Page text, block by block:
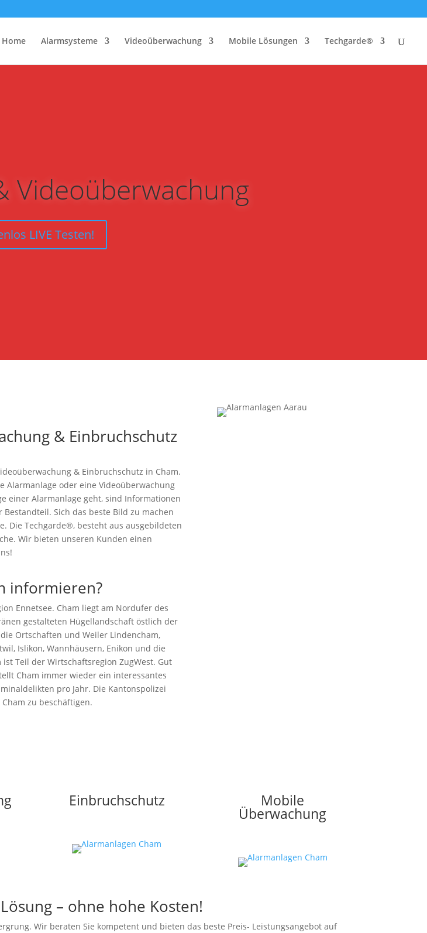
Home Alarmsysteme Videoüberwachung Mobile Lösungen Techgarde®
Videoüberwachung
LIVE Testen!
& Einbruchschutz
& Einbruchschutz in Cham.
Alarmanlage oder eine Videoüberwachung
einer Alarmanlage geht, sind Informationen
Sich das beste Bild zu machen
Die Techgarde®, besteht aus ausgebildeten
Wir bieten unseren Kunden einen
informieren?
Ennetsee. Cham liegt am Nordufer des
gestalteten Hügellandschaft östlich der
Ortschaften und Weiler Lindencham,
Islikon, Wannhäusern, Enikon und die
Teil der Wirtschaftsregion ZugWest. Gut
Cham immer wieder ein interessantes
pro Jahr. Die Kantonspolizei
zu beschäftigen.
Einbruchschutz Mobile
Überwachung
– ohne hohe Kosten!
Wir beraten Sie kompetent und bieten das beste Preis- Leistungsangebot auf